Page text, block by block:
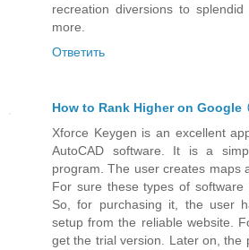
recreation diversions to
more.
Ответить
How to Rank Higher on Google
Xforce Keygen is an excellent
AutoCAD software. It is a
program. The user creates maps
For sure these types of software
So, for purchasing it, the user
setup from the reliable website.
get the trial version. Later on, the